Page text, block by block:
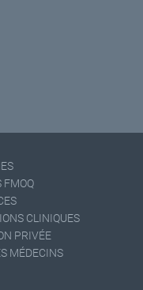
FMOQ
CLINIQUES
PRIVÉE
MÉDECINS